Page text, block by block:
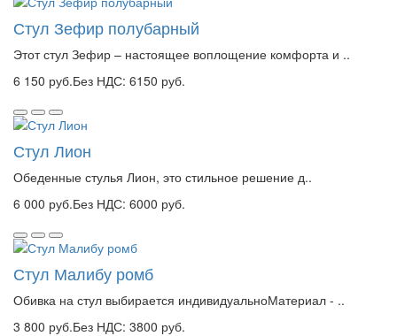
Стул Зефир полубарный
Этот стул Зефир – настоящее воплощение комфорта и ..
6 150 руб.Без НДС: 6150 руб.
Стул Лион
Обеденные стулья Лион, это стильное решение д..
6 000 руб.Без НДС: 6000 руб.
Стул Малибу ромб
Обивка на стул выбирается индивидуальноМатериал - ..
3 800 руб.Без НДС: 3800 руб.